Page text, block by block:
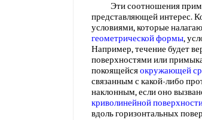
Эти соотношения
представляющей интерес.
условиями, которые
геометрической формы,
Например, течение будет
поверхностями или
покоящейсяокружающей
связанным с какой-либо
наклонным, если оно
криволинейной
вдоль горизонтальных